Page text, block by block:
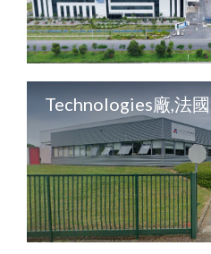
Technologies廠,法國